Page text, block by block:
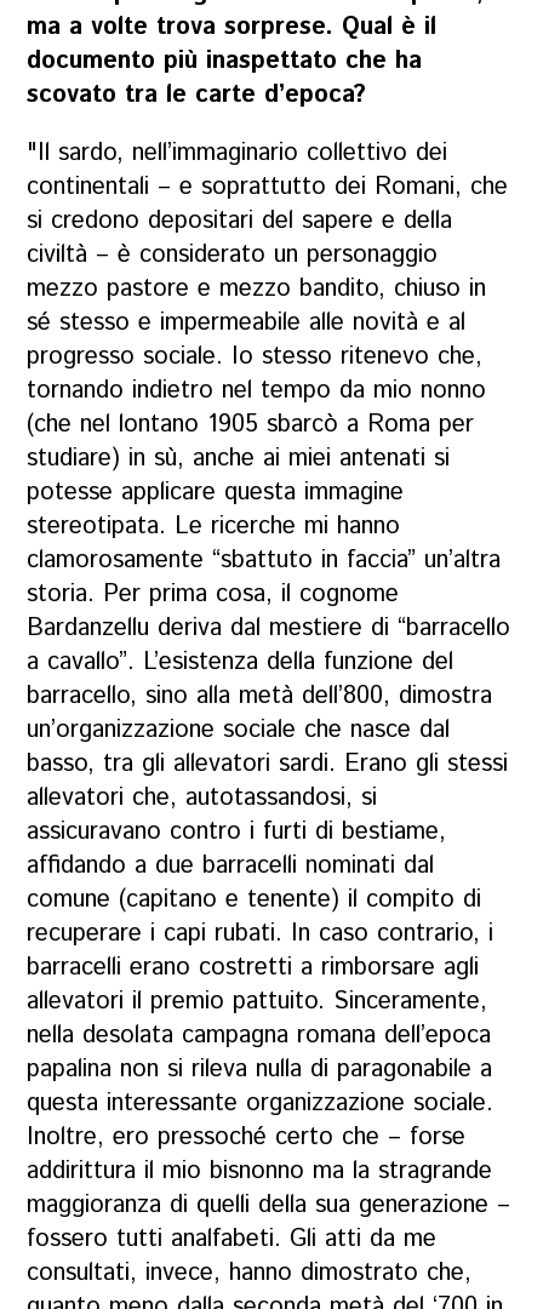
ma a volte trova sorprese. Qual è il
documento più inaspettato che ha
scovato tra le carte d’epoca?
"Il sardo, nell’immaginario collettivo dei
continentali – e soprattutto dei Romani, che
si credono depositari del sapere e della
civiltà – è considerato un personaggio
mezzo pastore e mezzo bandito, chiuso in
sé stesso e impermeabile alle novità e al
progresso sociale. Io stesso ritenevo che,
tornando indietro nel tempo da mio nonno
(che nel lontano 1905 sbarcò a Roma per
studiare) in sù, anche ai miei antenati si
potesse applicare questa immagine
stereotipata. Le ricerche mi hanno
clamorosamente “sbattuto in faccia” un’altra
storia. Per prima cosa, il cognome
Bardanzellu deriva dal mestiere di “barracello
a cavallo”. L’esistenza della funzione del
barracello, sino alla metà dell’800, dimostra
un’organizzazione sociale che nasce dal
basso, tra gli allevatori sardi. Erano gli stessi
allevatori che, autotassandosi, si
assicuravano contro i furti di bestiame,
affidando a due barracelli nominati dal
comune (capitano e tenente) il compito di
recuperare i capi rubati. In caso contrario, i
barracelli erano costretti a rimborsare agli
allevatori il premio pattuito. Sinceramente,
nella desolata campagna romana dell’epoca
papalina non si rileva nulla di paragonabile a
questa interessante organizzazione sociale.
Inoltre, ero pressoché certo che – forse
addirittura il mio bisnonno ma la stragrande
maggioranza di quelli della sua generazione –
fossero tutti analfabeti. Gli atti da me
consultati, invece, hanno dimostrato che,